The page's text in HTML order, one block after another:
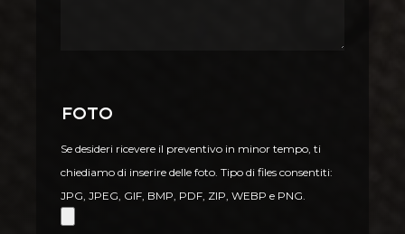
Foto
Se desideri ricevere il preventivo in minor tempo, ti
chiediamo di inserire delle foto. Tipo di files consentiti:
JPG, JPEG, GIF, BMP, PDF, ZIP, WEBP e PNG.